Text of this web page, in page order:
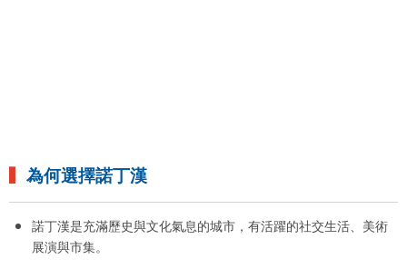
▍ 為何選擇諾丁漢
諾丁漢是充滿歷史與文化氣息的城市，有活躍的社交生活、美術
展演與市集。